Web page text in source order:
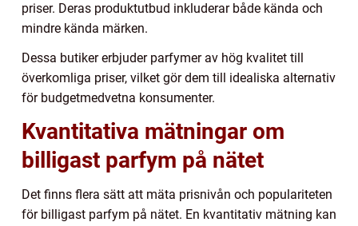
priser. Deras produktutbud inkluderar både kända och
mindre kända märken.
Dessa butiker erbjuder parfymer av hög kvalitet till
överkomliga priser, vilket gör dem till idealiska alternativ
för budgetmedvetna konsumenter.
Kvantitativa mätningar om
billigast parfym på nätet
Det finns flera sätt att mäta prisnivån och populariteten
för billigast parfym på nätet. En kvantitativ mätning kan